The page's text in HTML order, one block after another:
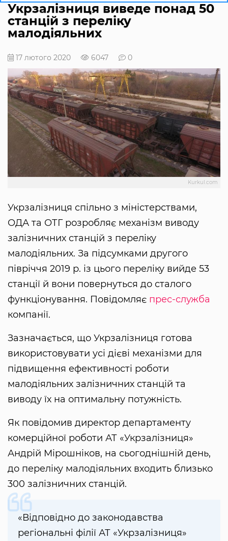
Укрзалізниця виведе понад 50
станцій з переліку
малодіяльних
17 лютого 2020 6047 0
Kurkul.com
Укрзалізниця спільно з міністерствами,
ОДА та ОТГ розробляє механізм виводу
залізничних станцій з переліку
малодіяльних. За підсумками другого
півріччя 2019 р. із цього переліку вийде 53
станції й вони повернуться до сталого
функціонування. Повідомляє прес-служба
компанії.
Зазначається, що Укрзалізниця готова
використовувати усі дієві механізми для
підвищення ефективності роботи
малодіяльних залізничних станцій та
виводу їх на оптимальну потужність.
Як повідомив директор департаменту
комерційної роботи АТ «Укрзалізниця»
Андрій Мірошніков, на сьогоднішній день,
до переліку малодіяльних входить близько
300 залізничних станцій.
«Відповідно до законодавства
регіональні філії АТ «Укрзалізниця»